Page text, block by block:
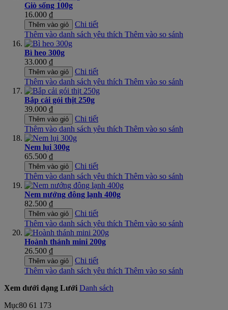
Giò sống 100g
16.000 ₫
Thêm vào giỏ
Chi tiết
Thêm vào danh sách yêu thích Thêm vào so sánh
Bì heo 300g
33.000 ₫
Thêm vào giỏ
Chi tiết
Thêm vào danh sách yêu thích Thêm vào so sánh
Bắp cải gói thịt 250g
39.000 ₫
Thêm vào giỏ
Chi tiết
Thêm vào danh sách yêu thích Thêm vào so sánh
Nem lụi 300g
65.500 ₫
Thêm vào giỏ
Chi tiết
Thêm vào danh sách yêu thích Thêm vào so sánh
Nem nướng đông lạnh 400g
82.500 ₫
Thêm vào giỏ
Chi tiết
Thêm vào danh sách yêu thích Thêm vào so sánh
Hoành thánh mini 200g
26.500 ₫
Thêm vào giỏ
Chi tiết
Thêm vào danh sách yêu thích Thêm vào so sánh
Xem dưới dạng Lưới Danh sách
Mục80 61 173